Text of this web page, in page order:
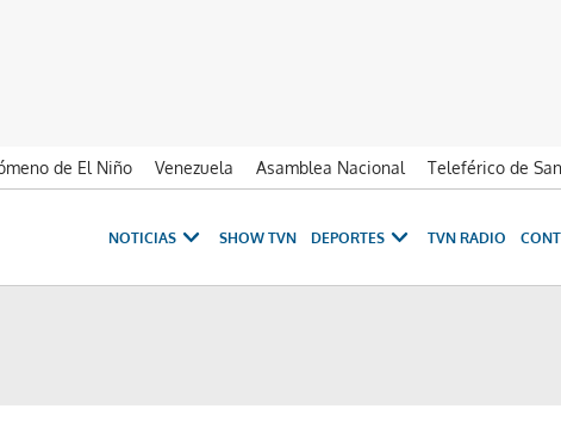
de El Niño Venezuela Asamblea Nacional
Teleférico de
NOTICIAS SHOW TVN DEPORTES TVN RADIO